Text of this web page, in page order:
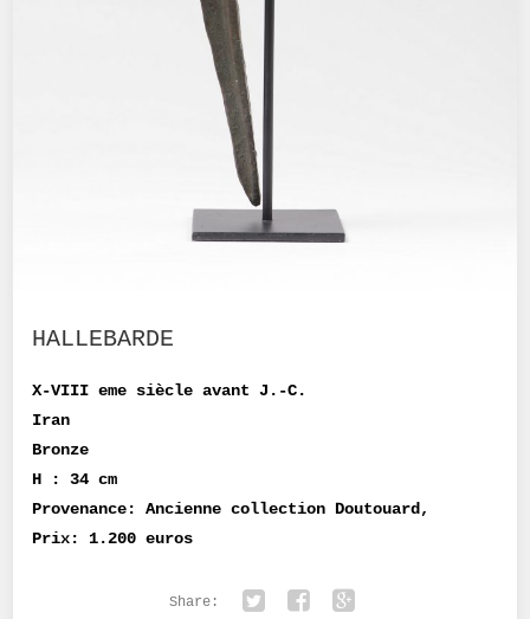
HALLEBARDE
X-VIII eme siècle avant J.-C.
Iran
Bronze
H : 34 cm
Provenance: Ancienne collection Doutouard,
Prix: 1.200 euros
Share: